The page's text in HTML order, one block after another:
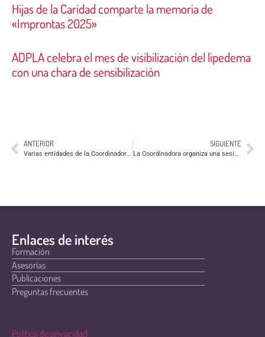
Hijas de la Caridad comparte la memoria de
«Improntas 2025»
ADPLA celebra el mes de visibilización del lipedema
con una chara de sensibilización
ANTERIOR
Varias entidades de la Coordinadora necesitan voluntarios/as para realizar sus actividades
SIGUIENTE
La Coordinadora organiza una sesión informativa para personas que quieran hacer voluntariado
Enlaces de interés
Formación
Asesorías
Publicaciones
Preguntas frecuentes
Política de privacidad